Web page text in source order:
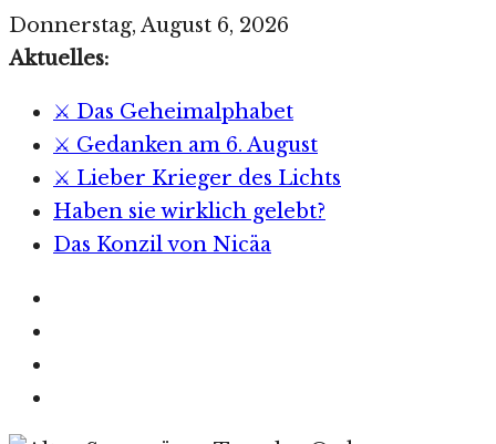
Zum
Inhalt
Donnerstag, August 6, 2026
Aktuelles:
⚔️ Das Geheimalphabet
⚔️ Gedanken am 6. August
⚔️ Lieber Krieger des Lichts
Haben sie wirklich gelebt?
Das Konzil von Nicäa